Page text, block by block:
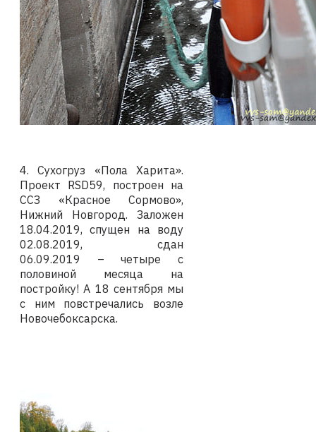
4. Сухогруз «Пола Харита».
Проект RSD59, построен на
ССЗ «Красное Сормово»,
Нижний Новгород. Заложен
18.04.2019, спущен на воду
02.08.2019, сдан
06.09.2019 – четыре с
половиной месяца на
постройку! А 18 сентября мы
с ним повстречались возле
Новочебоксарска.